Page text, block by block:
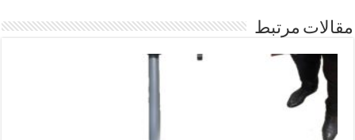
مقالات مرتبط